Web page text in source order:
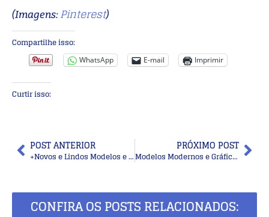
(Imagens:Pinterest)
Compartilhe isso:
WhatsApp E-mail Imprimir
Curtir isso:
POST ANTERIOR
+Novos e Lindos Modelos e Pontos Para Bolsas de Crochê – Inspire-se e Crie
PRÓXIMO POST
Modelos Modernos e Gráficos para Bolsas de Crochê: Dicas para Criar Peças Exclusivas
CONFIRA OS POSTS RELACIONADOS: